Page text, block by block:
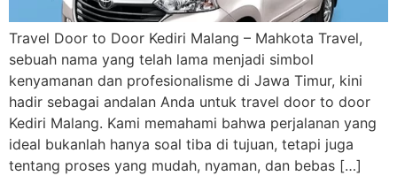
Travel Door to Door Kediri Malang – Mahkota Travel,
sebuah nama yang telah lama menjadi simbol
kenyamanan dan profesionalisme di Jawa Timur, kini
hadir sebagai andalan Anda untuk travel door to door
Kediri Malang. Kami memahami bahwa perjalanan yang
ideal bukanlah hanya soal tiba di tujuan, tetapi juga
tentang proses yang mudah, nyaman, dan bebas […]